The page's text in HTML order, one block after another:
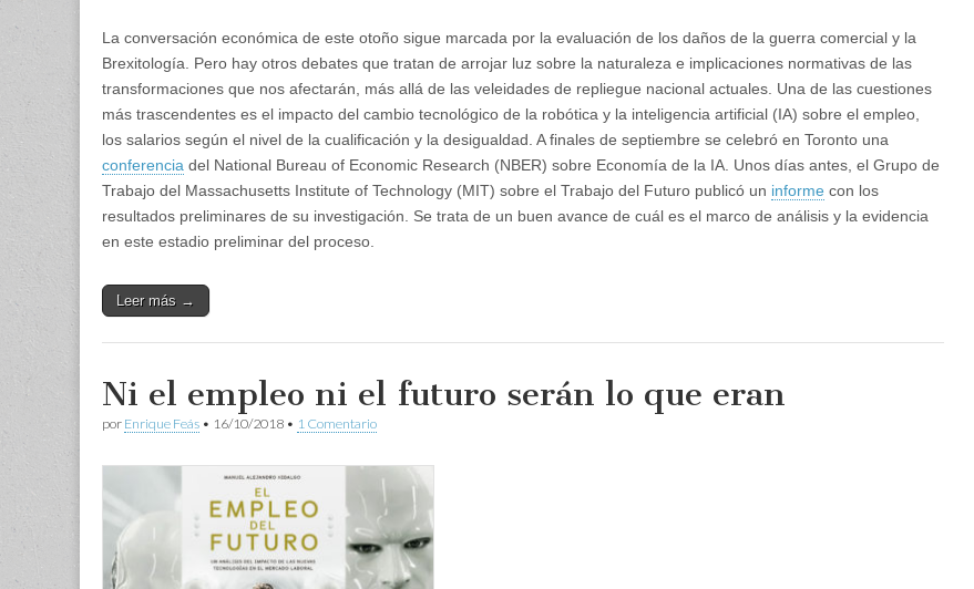
La conversación económica de este otoño sigue marcada por la evaluación de los daños de la guerra comercial y la
Brexitología. Pero hay otros debates que tratan de arrojar luz sobre la naturaleza e implicaciones normativas de las
transformaciones que nos afectarán, más allá de las veleidades de repliegue nacional actuales. Una de las cuestiones
más trascendentes es el impacto del cambio tecnológico de la robótica y la inteligencia artificial (IA) sobre el empleo,
los salarios según el nivel de la cualificación y la desigualdad. A finales de septiembre se celebró en Toronto una
conferencia del National Bureau of Economic Research (NBER) sobre Economía de la IA. Unos días antes, el Grupo de
Trabajo del Massachusetts Institute of Technology (MIT) sobre el Trabajo del Futuro publicó un informe con los
resultados preliminares de su investigación. Se trata de un buen avance de cuál es el marco de análisis y la evidencia
en este estadio preliminar del proceso.
Leer más →
Ni el empleo ni el futuro serán lo que eran
por Enrique Feás • 16/10/2018 • 1 Comentario